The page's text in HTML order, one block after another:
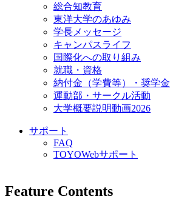
総合知教育
東洋大学のあゆみ
学長メッセージ
キャンパスライフ
国際化への取り組み
就職・資格
納付金（学費等）・奨学金
運動部・サークル活動
大学概要説明動画2026
サポート
FAQ
TOYOWebサポート
Feature Contents